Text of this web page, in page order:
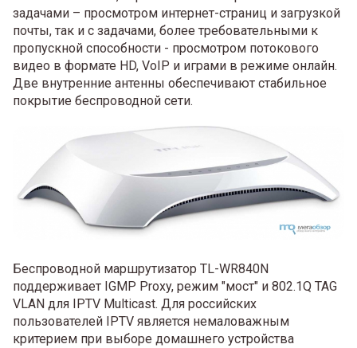
задачами – просмотром интернет-страниц и загрузкой
почты, так и с задачами, более требовательными к
пропускной способности - просмотром потокового
видео в формате HD, VoIP и играми в режиме онлайн.
Две внутренние антенны обеспечивают стабильное
покрытие беспроводной сети.
Беспроводной маршрутизатор TL-WR840N
поддерживает IGMP Proxy, режим "мост" и 802.1Q TAG
VLAN для IPTV Мulticast. Для российских
пользователей IPTV является немаловажным
критерием при выборе домашнего устройства